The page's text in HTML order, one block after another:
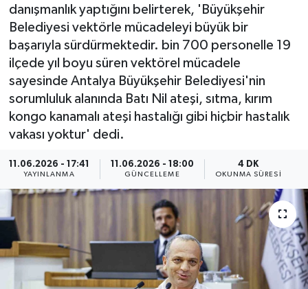
danışmanlık yaptığını belirterek, 'Büyükşehir
Belediyesi vektörle mücadeleyi büyük bir
başarıyla sürdürmektedir. bin 700 personelle 19
ilçede yıl boyu süren vektörel mücadele
sayesinde Antalya Büyükşehir Belediyesi'nin
sorumluluk alanında Batı Nil ateşi, sıtma, kırım
kongo kanamalı ateşi hastalığı gibi hiçbir hastalık
vakası yoktur' dedi.
11.06.2026 - 17:41
YAYINLANMA
11.06.2026 - 18:00
GÜNCELLEME
4 DK
OKUNMA SÜRESI
EKONOMİ
English News
Finans
Flaş Haber
Gayrimenkul
GENEL
Güvenlik